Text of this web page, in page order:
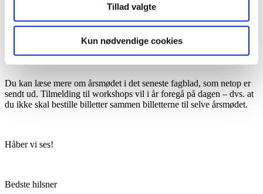
Tillad valgte
Kun nødvendige cookies
Overnatning kan bookes direkte på Severin Kursuscenter på tlf. 63
Du kan læse mere om årsmødet i det seneste fagblad, som netop er
sendt ud. Tilmelding til workshops vil i år foregå på dagen – dvs. at
du ikke skal bestille billetter sammen billetterne til selve årsmødet.
Håber vi ses!
Bedste hilsner